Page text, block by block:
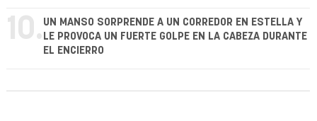
10. UN MANSO SORPRENDE A UN CORREDOR EN ESTELLA Y
LE PROVOCA UN FUERTE GOLPE EN LA CABEZA DURANTE
EL ENCIERRO